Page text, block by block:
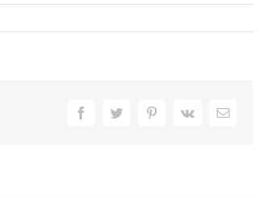
FacebookTwitterPinterest
Vk
E-